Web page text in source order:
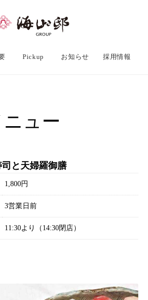
Pickup お知らせ 採用情報
ュー
司と天婦羅御膳
1,800円
3営業日前
11:30より（14:30閉店）